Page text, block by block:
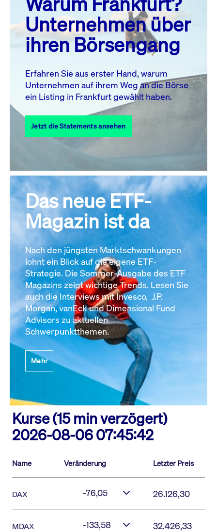
MO. DI. MI. DO. FR. SA. SO.
1
2
3
4 5 6 7 8
10 11 13 14
17
18 19 20 21 22
23
27 28
31
Alle Events
Unternehmen über
ihren Börsengang
Erfahren Sie aus erster Hand, warum
Unternehmen auf ihrem Weg an die Börse
ein Listing in Frankfurt gewählt haben.
Jetzt die Statements ansehen
Das neue ETF-
Magazin ist da
Nach den jüngsten Marktschwankungen
lohnt ein Blick auf die eigene ETF-
Strategie. Die Sommer-Ausgabe des ETF
Magazins zeigt wichtige Trends. Lesen Sie
auch die Interviews mit Invesco, J.P.
Morgan, vanEck und Dimensional Fund
Advisors zu aktuellen
Schwerpunktthemen.
Mehr
Kurse (15 min verzögert)
2026-08-06 07:45:42
Name Veränderung Letzter Preis
DAX -76,05 26.126,30
MDAX -133,58 32.426,33